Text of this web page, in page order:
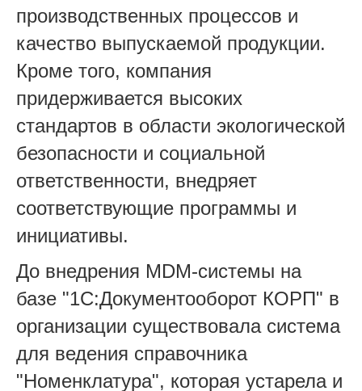
производственных процессов и
качество выпускаемой продукции.
Кроме того, компания
придерживается высоких
стандартов в области экологической
безопасности и социальной
ответственности, внедряет
соответствующие программы и
инициативы.
До внедрения MDM-системы на
базе "1С:Документооборот КОРП" в
организации существовала система
для ведения справочника
"Номенклатура", которая устарела и